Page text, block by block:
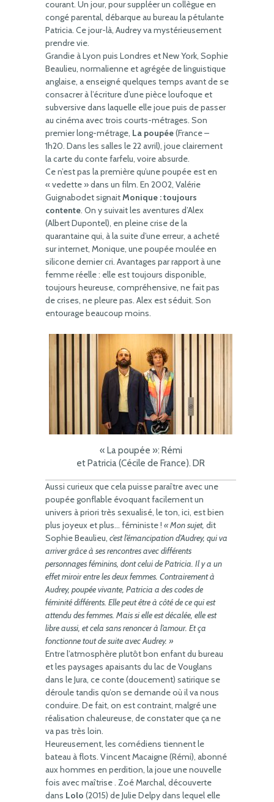
courant. Un jour, pour suppléer un collègue en
congé parental, débarque au bureau la pétulante
Patricia. Ce jour-là, Audrey va mystérieusement
prendre vie.
Grandie à Lyon puis Londres et New York, Sophie
Beaulieu, normalienne et agrégée de linguistique
anglaise, a enseigné quelques temps avant de se
consacrer à l’écriture d’une pièce loufoque et
subversive dans laquelle elle joue puis de passer
au cinéma avec trois courts-métrages. Son
premier long-métrage, La poupée(France –
1h20. Dans les salles le 22 avril), joue clairement
la carte du conte farfelu, voire absurde.
Ce n’est pas la première qu’une poupée est en
« vedette » dans un film. En 2002, Valérie
Guignabodet signaitMonique : toujours
contente. On y suivait les aventures d’Alex
(Albert Dupontel), en pleine crise de la
quarantaine qui, à la suite d’une erreur, a acheté
sur internet, Monique, une poupée moulée en
silicone dernier cri. Avantages par rapport à une
femme réelle : elle est toujours disponible,
toujours heureuse, compréhensive, ne fait pas
de crises, ne pleure pas. Alex est séduit. Son
entourage beaucoup moins.
« La poupée »: Rémi
et Patricia (Cécile de France). DR
Aussi curieux que cela puisse paraître avec une
poupée gonflable évoquant facilement un
univers à priori très sexualisé, le ton, ici, est bien
plus joyeux et plus… féministe ! « Mon sujet, dit
Sophie Beaulieu, c’est l’émancipation d’Audrey, qui va
arriver grâce à ses rencontres avec différents
personnages féminins, dont celui de Patricia. Il y a un
effet miroir entre les deux femmes. Contrairement à
Audrey, poupée vivante, Patricia a des codes de
féminité différents. Elle peut être à côté de ce qui est
attendu des femmes. Mais si elle est décalée, elle est
libre aussi, et cela sans renoncer à l’amour. Et ça
fonctionne tout de suite avec Audrey. »
Entre l’atmosphère plutôt bon enfant du bureau
et les paysages apaisants du lac de Vouglans
dans le Jura, ce conte (doucement) satirique se
déroule tandis qu’on se demande où il va nous
conduire. De fait, on est contraint, malgré une
réalisation chaleureuse, de constater que ça ne
va pas très loin.
Heureusement, les comédiens tiennent le
bateau à flots. Vincent Macaigne (Rémi), abonné
aux hommes en perdition, la joue une nouvelle
fois avec maîtrise . Zoé Marchal, découverte
dans Lolo (2015) de Julie Delpy dans lequel elle